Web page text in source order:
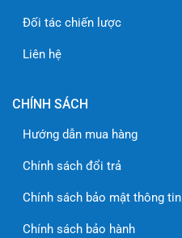
Đối tác chiến lược
Liên hệ
CHÍNH SÁCH
Hướng dẫn mua hàng
Chính sách đổi trả
Chính sách bảo mật thông tin
Chính sách bảo hành